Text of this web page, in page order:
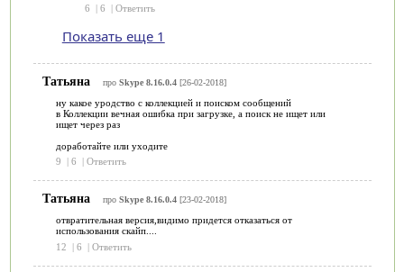
6
| 6 | Ответить
Показать еще 1
Татьяна про Skype 8.16.0.4[26-02-2018]
ну какое уродство с коллекцией и поиском сообщений
в Коллекции вечная ошибка при загрузке, а поиск не ищет или
ищет через раз
доработайте или уходите
9
| 6 | Ответить
Татьяна про Skype 8.16.0.4[23-02-2018]
отвратительная версия,видимо придется отказаться от
использования скайп....
12
| 6 | Ответить